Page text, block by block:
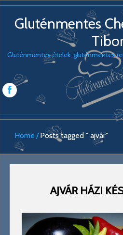
Gluténmentes
Gluténmentes ételek, gluténmentes
Home Posts tagged " ajvár"
AJVÁR HÁZI